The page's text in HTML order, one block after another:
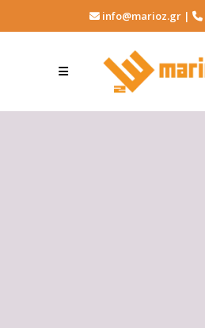
info@marioz.gr |